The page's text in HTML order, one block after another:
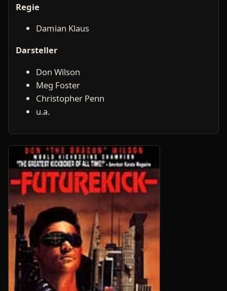
Regie
Damian Klaus
Darsteller
Don Wilson
Meg Foster
Christopher Penn
u.a.